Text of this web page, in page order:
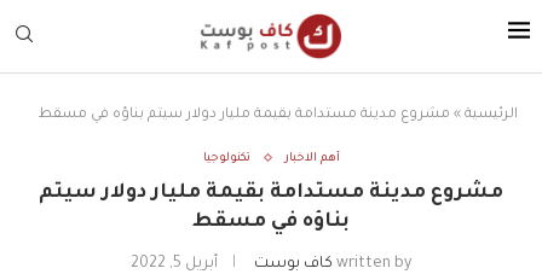
الرئيسية » مشروع مدينة مستدامة بقيمة مليار دولار سيتم بناؤه في مسقط
أهم الاخبار تكنولوجيا
مشروع مدينة مستدامة بقيمة مليار دولار سيتم
بناؤه في مسقط
written by كاف بوست أبريل 5, 2022